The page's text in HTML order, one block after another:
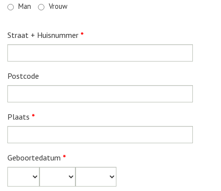
Man Vrouw
Straat + Huisnummer *
Postcode
Plaats *
Geboortedatum *